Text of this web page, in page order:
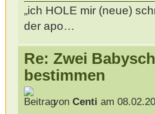
„ich HOLE mir (neue)
der apo…
Re: Zwei
bestimmen
von Centi am